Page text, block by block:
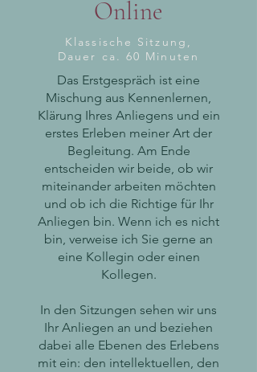
Online
Klassische Sitzung,
Dauer ca. 60 Minuten
Das Erstgespräch ist eine
Mischung aus Kennenlernen,
Klärung Ihres Anliegens und ein
erstes Erleben meiner Art der
Begleitung. Am Ende
entscheiden wir beide, ob wir
miteinander arbeiten möchten
und ob ich die Richtige für Ihr
Anliegen bin. Wenn ich es nicht
bin, verweise ich Sie gerne an
eine Kollegin oder einen
Kollegen.
In den Sitzungen sehen wir uns
Ihr Anliegen an und beziehen
dabei alle Ebenen des Erlebens
mit ein: ​den intellektuellen, den